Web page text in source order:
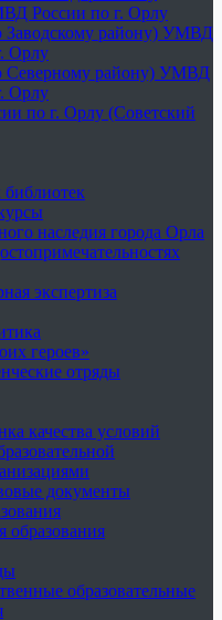
России по г. Орлу
району) УМВД
Орлу
району) УМВД
Орлу
по г. Орлу (Советский
наследия города Орла
экспертиза
героев»
отряды
качества условий
документы
образования
образовательные